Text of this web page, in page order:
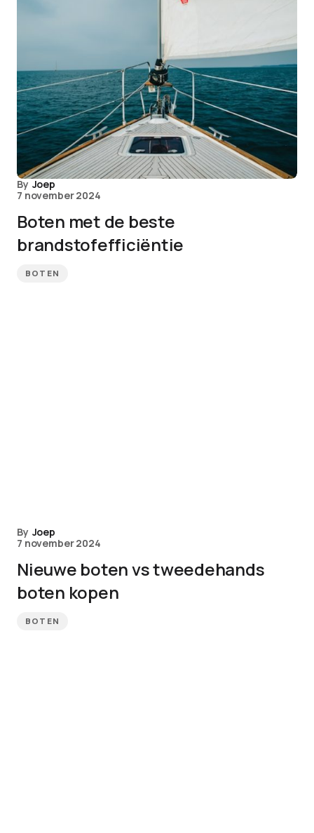
By Joep
7 november 2024
Boten met de beste
brandstofefficiëntie
BOTEN
By Joep
7 november 2024
Nieuwe boten vs tweedehands
boten kopen
BOTEN